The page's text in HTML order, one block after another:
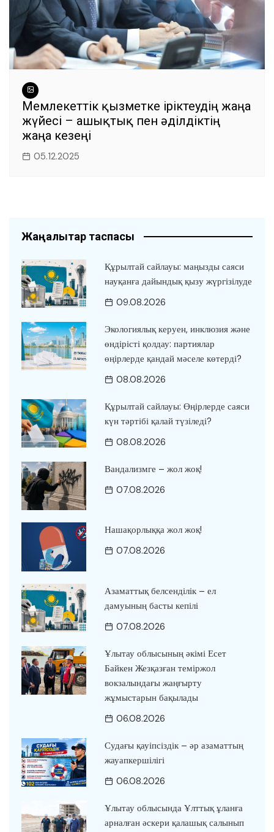
Мемлекеттік қызметке іріктеудің жаңа
жүйесі – ашықтық пен әділдіктің
жаңа кезеңі
05.12.2025
Жаңалықтар таспасы
Құрылтай сайлауы: маңызды саяси
науқанға дайындық қызу жүргізілуде
09.08.2026
Экологиялық керуен, инклюзия және
өндірісті қолдау: партиялар
өңірлерде қандай мәселе көтерді?
08.08.2026
Құрылтай сайлауы: Өңірлерде саяси
күн тәртібі қалай түзіледі?
08.08.2026
Вандализмге – жол жоқ!
07.08.2026
Нашақорлыққа жол жоқ!
07.08.2026
Азаматтық белсенділік – ел
дамуының басты кепілі
07.08.2026
Ұлытау облысының әкімі Есет
Байкен Жезқазған теміржол
вокзалындағы жаңғырту
жұмыстарын бақылады
06.08.2026
Судағы қауіпсіздік – әр азаматтың
жауапкершілігі
06.08.2026
Ұлытау облысында Ұлттық ұланға
арналған әскери қалашық салынып